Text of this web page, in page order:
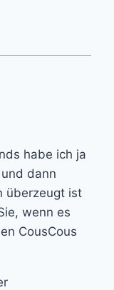
habe ich ja
dann
überzeugt ist
wenn es
CousCous